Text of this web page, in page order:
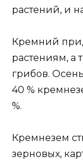
растений, и
Кремний
растениям, а
грибов.
40 %
%.
Кремнезем
зерновых,